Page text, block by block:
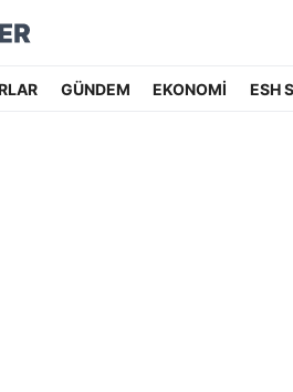
GÜNDEM EKONOMİ ESH